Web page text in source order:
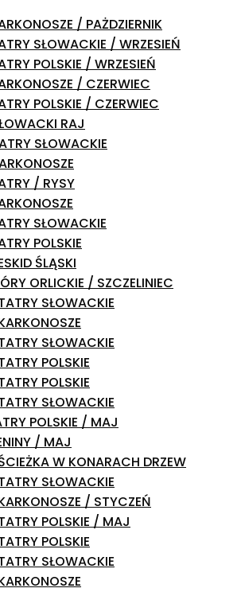
/ PAŻDZIERNIK
SŁOWACKIE / WRZESIEŃ
POLSKIE / WRZESIEŃ
/ CZERWIEC
POLSKIE / CZERWIEC
RAJ
SŁOWACKIE
/ RYSY
SŁOWACKIE
POLSKIE
ŚLĄSKI
ORLICKIE / SZCZELINIEC
SŁOWACKIE
SŁOWACKIE
POLSKIE
POLSKIE
SŁOWACKIE
POLSKIE / MAJ
/ MAJ
W KONARACH DRZEW
SŁOWACKIE
/ STYCZEŃ
POLSKIE / MAJ
POLSKIE
SŁOWACKIE